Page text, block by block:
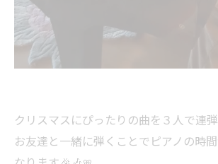
クリスマスにぴったりの曲を３人で連
お友達と一緒に弾くことでピアノの時